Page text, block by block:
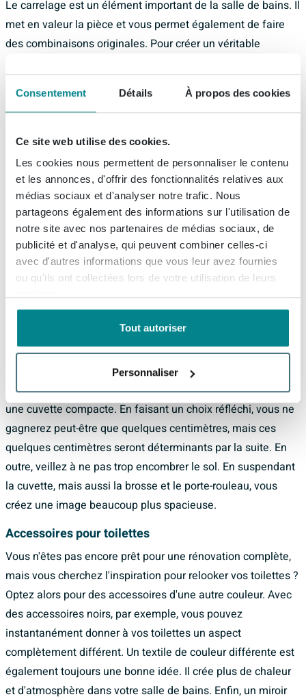
Consentement Détails À propos des cookies
Ce site web utilise des cookies.
Les cookies nous permettent de personnaliser le contenu
et les annonces, d'offrir des fonctionnalités relatives aux
médias sociaux et d'analyser notre trafic. Nous
partageons également des informations sur l'utilisation de
notre site avec nos partenaires de médias sociaux, de
publicité et d'analyse, qui peuvent combiner celles-ci
avec d'autres informations que vous leur avez fournies
ou qu'ils ont collectées lors de votre utilisation de leurs
Tout autoriser
Personnaliser
Le carrelage est un élément important de la salle de bains. Il
met en valeur la pièce et vous permet également de faire
des combinaisons originales. Pour créer un véritable
pouvez aussi opter pour des carreaux d'une seule et unique
couleur afin de conférer à votre espace une certaine
inspirer par notre inspiration toilettes !
Besoin d'inspiration pour des toilettes de petite taille
Vous pouvez donner l'impression que les toilettes sont plus
grandes en utilisant des carreaux de sol et de mur
différents. Cela créera plus de contraste. Si vos toilettes
sont très petites, choisissez des couleurs claires. Une autre
façon d'agrandir les toilettes est d'utiliser des carreaux de
grande taille. Pensez également à l'orientation des carreaux.
Si vous souhaitez obtenir un effet d'élargissement, placez
En termes d'agencement, vous pouvez gagner de l'espace
en choisissant un réservoir de chasse peu profond associé à
une cuvette compacte. En faisant un choix réfléchi, vous ne
gagnerez peut-être que quelques centimètres, mais ces
quelques centimètres seront déterminants par la suite. En
outre, veillez à ne pas trop encombrer le sol. En suspendant
la cuvette, mais aussi la brosse et le porte-rouleau, vous
créez une image beaucoup plus spacieuse.
Accessoires pour toilettes
Vous n'êtes pas encore prêt pour une rénovation complète,
mais vous cherchez l'inspiration pour relooker vos toilettes ?
Optez alors pour des accessoires d'une autre couleur. Avec
des accessoires noirs, par exemple, vous pouvez
instantanément donner à vos toilettes un aspect
complètement différent. Un textile de couleur différente est
également toujours une bonne idée. Il crée plus de chaleur
et d'atmosphère dans votre salle de bains. Enfin, un miroir